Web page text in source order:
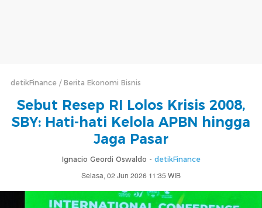
detikFinance Berita Ekonomi Bisnis
Sebut Resep RI Lolos Krisis 2008,
SBY: Hati-hati Kelola APBN hingga
Jaga Pasar
Ignacio Geordi Oswaldo - detikFinance
Selasa, 02 Jun 2026 11:35 WIB